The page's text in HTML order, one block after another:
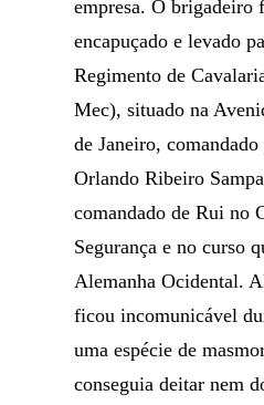
empresa. O brigadeiro
encapuçado e levado
Regimento de
Mec), situado na
de Janeiro,
Orlando Ribeiro
comandado de Rui no
Segurança e no curso
Alemanha Ocidental.
ficou incomunicável
uma espécie de
conseguia deitar nem